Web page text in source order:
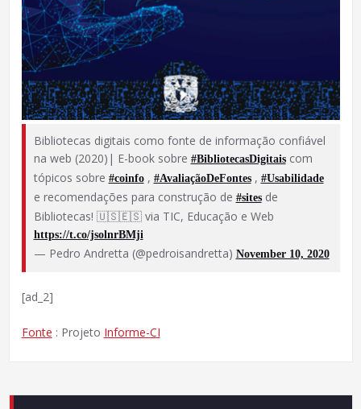
Bibliotecas digitais como fonte de informação confiável
na web (2020)| E-book sobre #BibliotecasDigitaiscom
tópicos sobre #coinfo, #AvaliaçãoDeFontes, #Usabilidade
e recomendações para construção de #sitesde
Bibliotecas! 🇺🇸🇪🇸 via TIC, Educação e Web
https://t.co/jsolnrBMji
— Pedro Andretta (@pedroisandretta) November 10, 2020
[ad_2]
Fonte : Projeto Informe-CI